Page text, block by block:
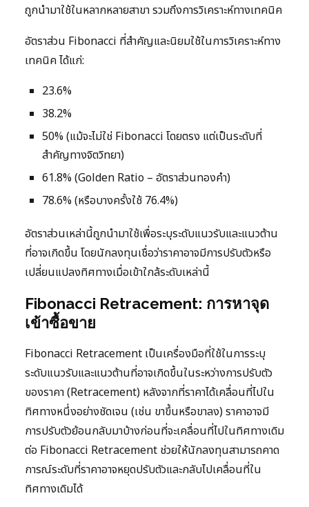
ถูกนำมาใช้ในหลากหลายสาขา รวมถึงการวิเคราะห์ทางเทคนิค
อัตราส่วน Fibonacci ที่สำคัญและนิยมใช้ในการวิเคราะห์ทาง
เทคนิค ได้แก่:
23.6%
38.2%
50% (แม้จะไม่ใช่ Fibonacci โดยตรง แต่เป็นระดับที่
สำคัญทางจิตวิทยา)
61.8% (Golden Ratio – อัตราส่วนทองคำ)
78.6% (หรือบางครั้งใช้ 76.4%)
อัตราส่วนเหล่านี้ถูกนำมาใช้เพื่อระบุระดับแนวรับและแนวต้าน
ที่อาจเกิดขึ้น โดยนักลงทุนเชื่อว่าราคาอาจมีการปรับตัวหรือ
เปลี่ยนแปลงทิศทางเมื่อเข้าใกล้ระดับเหล่านี้
Fibonacci Retracement: การหาจุด
เข้าซื้อขาย
Fibonacci Retracement เป็นเครื่องมือที่ใช้ในการระบุ
ระดับแนวรับและแนวต้านที่อาจเกิดขึ้นในระหว่างการปรับตัว
ของราคา (Retracement) หลังจากที่ราคาได้เคลื่อนที่ไปใน
ทิศทางหนึ่งอย่างชัดเจน (เช่น ขาขึ้นหรือขาลง) ราคาอาจมี
การปรับตัวย้อนกลับมาบ้างก่อนที่จะเคลื่อนที่ไปในทิศทางเดิม
ต่อ Fibonacci Retracement ช่วยให้นักลงทุนสามารถคาด
การณ์ระดับที่ราคาอาจหยุดปรับตัวและกลับไปเคลื่อนที่ใน
ทิศทางเดิมได้